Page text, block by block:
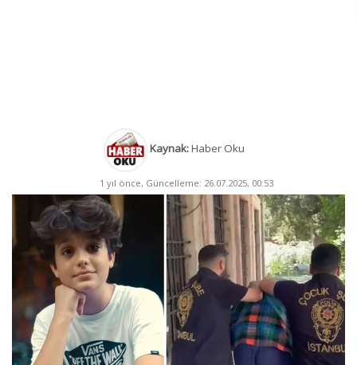
Kaynak:Haber Oku
1 yıl önce, Güncelleme: 26.07.2025, 00:53